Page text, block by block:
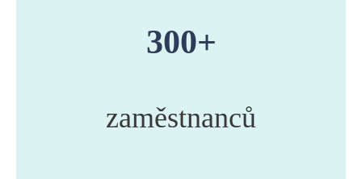
300+
zaměstnanců